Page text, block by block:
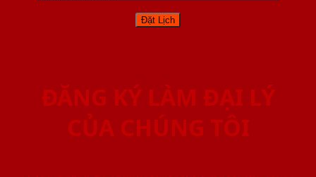
ĐĂNG KÝ LÀM ĐẠI LÝ
CỦA CHÚNG TÔI